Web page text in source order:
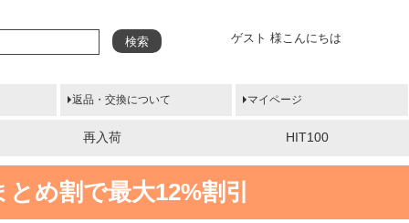
ゲスト 様こんにちは
検索
返品・交換について マイページ
再入荷 HIT100
め割で最大12%割引